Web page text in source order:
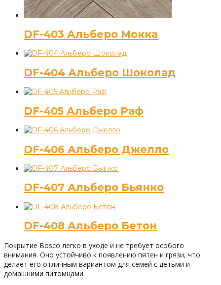
DF-403 Альберо Мокка
DF-404 Альберо Шоколад
DF-405 Альберо Раф
DF-406 Альберо Джелло
DF-407 Альберо Бьянко
DF-408 Альберо Бетон
Покрытие Bosco легко в уходе и не требует особого
внимания. Оно устойчиво к появлению пятен и грязи, что
делает его отличным вариантом для семей с детьми и
домашними питомцами.